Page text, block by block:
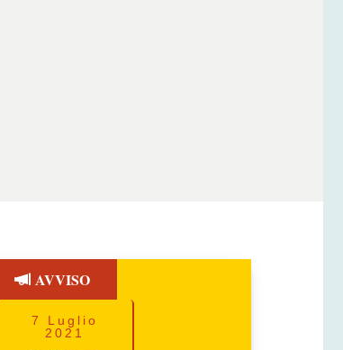
AVVISO
7 Luglio
2021